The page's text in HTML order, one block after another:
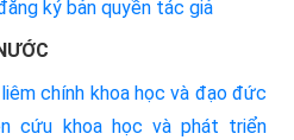
ký bản quyền tác giả
chính khoa học và đạo đức
cứu khoa học và phát triển